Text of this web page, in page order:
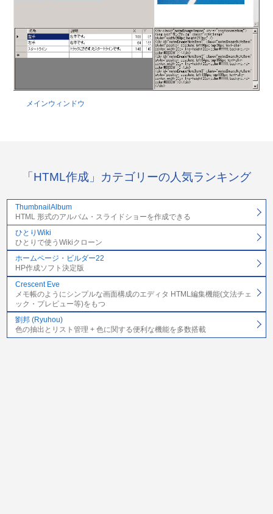
メインウィンドウ
「HTML作成」カテゴリーの人気ランキング
ThumbnailAlbum
HTML 形式のアルバム・スライドショーを作成できる
ひとりWiki
ひとりで使うWikiクローン
ホームページ・ビルダー22
HP作成ソフト決定版
Crescent Eve
メモ帳のようにシンプルな画面構成のエディタ HTML編集機能(文法チェ
ック・プレビュー等)をもつ
劉邦 (Ryuhou)
色の抽出とリスト管理 + 色に関する便利な機能を多数搭載